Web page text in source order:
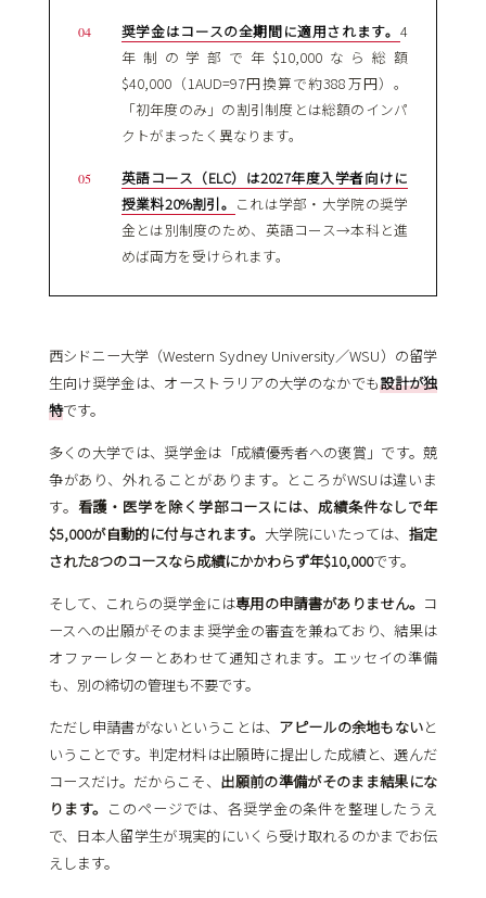
奨学金はコースの全期間に適用されます。 4
年制の学部で年$10,000なら総額
$40,000（1AUD=97円換算で約388万円）。
「初年度のみ」の割引制度とは総額のインパ
クトがまったく異なります。
英語コース（ELC）は2027年度入学者向けに
授業料20%割引。 これは学部・大学院の奨学
金とは別制度のため、英語コース→本科と進
めば両方を受けられます。
西シドニー大学（Western Sydney University／WSU）の留学
生向け奨学金は、オーストラリアの大学のなかでも設計が独
特です。
多くの大学では、奨学金は「成績優秀者への褒賞」です。競
争があり、外れることがあります。ところがWSUは違いま
す。 看護・医学を除く学部コースには、成績条件なしで年
$5,000が自動的に付与されます。 大学院にいたっては、 指定
された8つのコースなら成績にかかわらず年$10,000です。
そして、これらの奨学金には専用の申請書がありません。 コ
ースへの出願がそのまま奨学金の審査を兼ねており、結果は
オファーレターとあわせて通知されます。エッセイの準備
も、別の締切の管理も不要です。
ただし――申請書がないということは、 アピールの余地もないと
いうことです。判定材料は出願時に提出した成績と、選んだ
コースだけ。だからこそ、 出願前の準備がそのまま結果にな
ります。 このページでは、各奨学金の条件を整理したうえ
で、日本人留学生が現実的にいくら受け取れるのかまでお伝
えします。